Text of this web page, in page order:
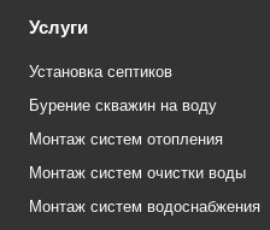
Услуги
Установка септиков
Бурение скважин на воду
Монтаж систем отопления
Монтаж систем очистки воды
Монтаж систем водоснабжения